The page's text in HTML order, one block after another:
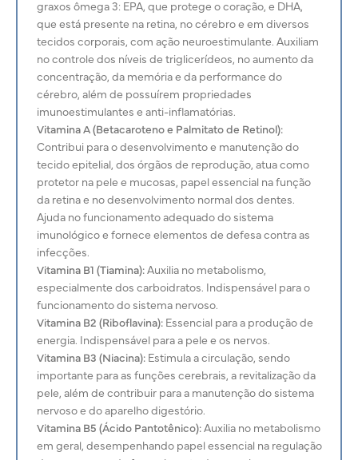
graxos ômega 3: EPA, que protege o coração, e DHA,
que está presente na retina, no cérebro e em diversos
tecidos corporais, com ação neuroestimulante. Auxiliam
no controle dos níveis de triglicerídeos, no aumento da
concentração, da memória e da performance do
cérebro, além de possuírem propriedades
imunoestimulantes e anti-inflamatórias.
Vitamina A (Betacaroteno e Palmitato de Retinol):
Contribui para o desenvolvimento e manutenção do
tecido epitelial, dos órgãos de reprodução, atua como
protetor na pele e mucosas, papel essencial na função
da retina e no desenvolvimento normal dos dentes.
Ajuda no funcionamento adequado do sistema
imunológico e fornece elementos de defesa contra as
infecções.
Vitamina B1 (Tiamina):Auxilia no metabolismo,
especialmente dos carboidratos. Indispensável para o
funcionamento do sistema nervoso.
Vitamina B2 (Riboflavina):Essencial para a produção de
energia. Indispensável para a pele e os nervos.
Vitamina B3 (Niacina): Estimula a circulação, sendo
importante para as funções cerebrais, a revitalização da
pele, além de contribuir para a manutenção do sistema
nervoso e do aparelho digestório.
Vitamina B5 (Ácido Pantotênico):Auxilia no metabolismo
em geral, desempenhando papel essencial na regulação